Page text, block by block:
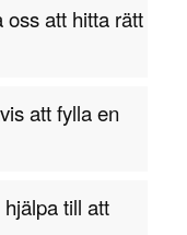
Detta
samtidigt och
kunna arbeta
oss att hitta rätt
att fylla en
till att